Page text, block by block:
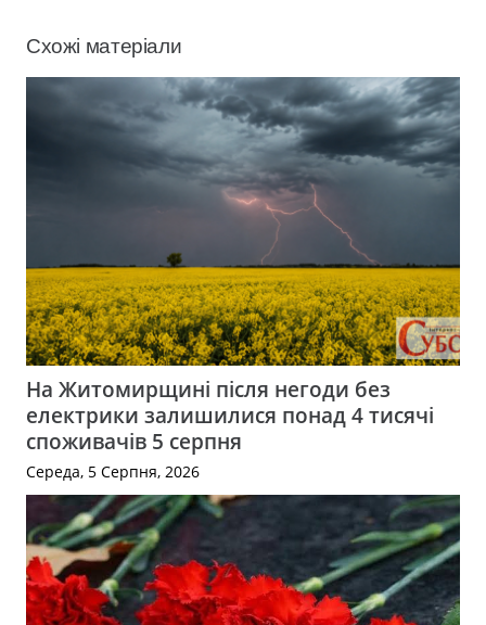
Схожі матеріали
На Житомирщині після негоди без
електрики залишилися понад 4 тисячі
споживачів 5 серпня
Середа, 5 Серпня, 2026